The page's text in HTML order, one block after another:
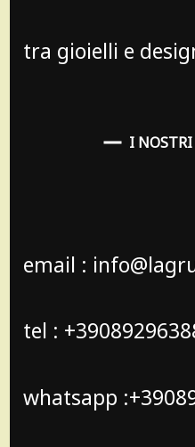
tra gioielli e
I
email :
tel :
whatsapp